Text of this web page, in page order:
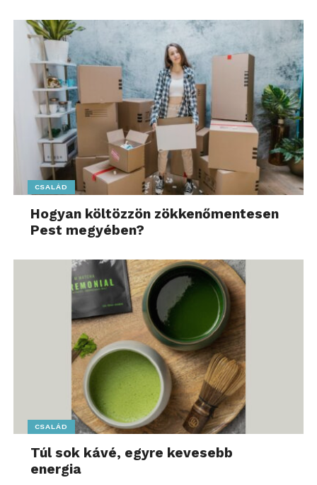
CSALÁD
Hogyan költözzön zökkenőmentesen
Pest megyében?
CSALÁD
Túl sok kávé, egyre kevesebb
energia